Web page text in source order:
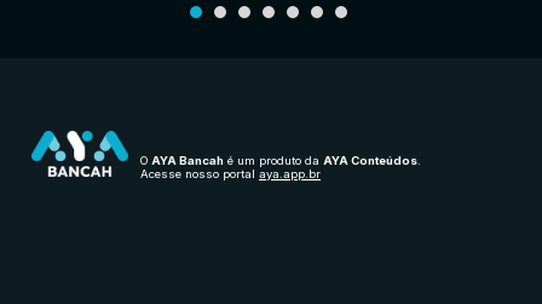
O AYA Bancah é um produto da AYA Conteúdos
Acesse nosso portal aya.app.br